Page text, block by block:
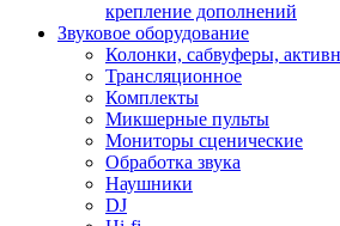
крепление дополнений
Звуковое оборудование
Колонки, сабвуферы,
Трансляционное
Комплекты
Микшерные пульты
Мониторы сценические
Обработка звука
Наушники
DJ